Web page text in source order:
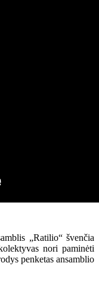
„Ratilio“ švenčia
nori paminėti
penketas ansamblio